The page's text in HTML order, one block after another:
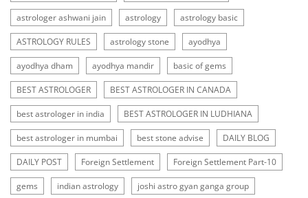
astrologer ashwani jain astrology astrology basic
ASTROLOGY RULES astrology stone ayodhya
ayodhya dham ayodhya mandir basic of gems
BEST ASTROLOGER BEST ASTROLOGER IN CANADA
best astrologer in india BEST ASTROLOGER IN LUDHIANA
best astrologer in mumbai best stone advise DAILY BLOG
DAILY POST Foreign Settlement Foreign Settlement Part-10
gems indian astrology joshi astro gyan ganga group